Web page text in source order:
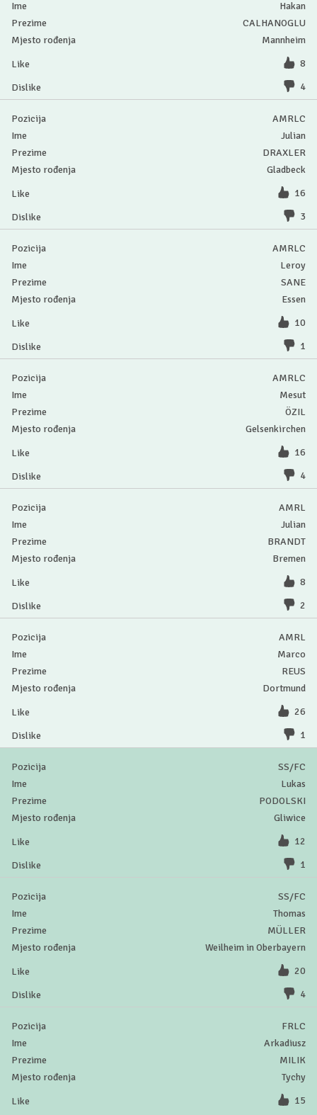
Hakan
CALHANOGLU
Mannheim
8
4
AMRLC
Julian
DRAXLER
Gladbeck
16
3
AMRLC
Leroy
SANE
Essen
10
1
AMRLC
Mesut
ÖZIL
Gelsenkirchen
16
4
AMRL
Julian
BRANDT
Bremen
8
2
AMRL
Marco
REUS
Dortmund
26
1
SS/FC
Lukas
PODOLSKI
Gliwice
12
1
SS/FC
Thomas
MÜLLER
Weilheim in Oberbayern
20
4
FRLC
Arkadiusz
MILIK
Tychy
15